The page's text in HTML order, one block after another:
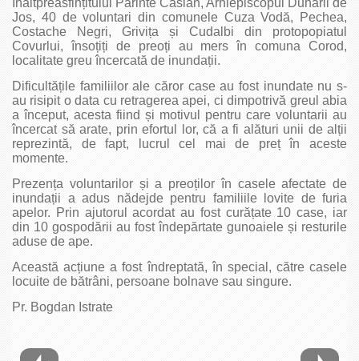
Jos, 40 de voluntari din comunele Cuza Vodă, Pechea,
Costache Negri, Grivița și Cudalbi din protopopiatul
Covurlui, însoțiți de preoți au mers în comuna Corod,
localitate greu încercată de inundații.
Dificultățile familiilor ale căror case au fost inundate nu s-
au risipit o data cu retragerea apei, ci dimpotrivă greul abia
a început, acesta fiind și motivul pentru care voluntarii au
încercat să arate, prin efortul lor, că a fi alături unii de alții
reprezintă, de fapt, lucrul cel mai de preț în aceste
momente.
Prezența voluntarilor și a preoților în casele afectate de
inundații a adus nădejde pentru familiile lovite de furia
apelor. Prin ajutorul acordat au fost curățate 10 case, iar
din 10 gospodării au fost îndepărtate gunoaiele și resturile
aduse de ape.
Această acțiune a fost îndreptată, în special, către casele
locuite de bătrâni, persoane bolnave sau singure.
Pr. Bogdan Istrate